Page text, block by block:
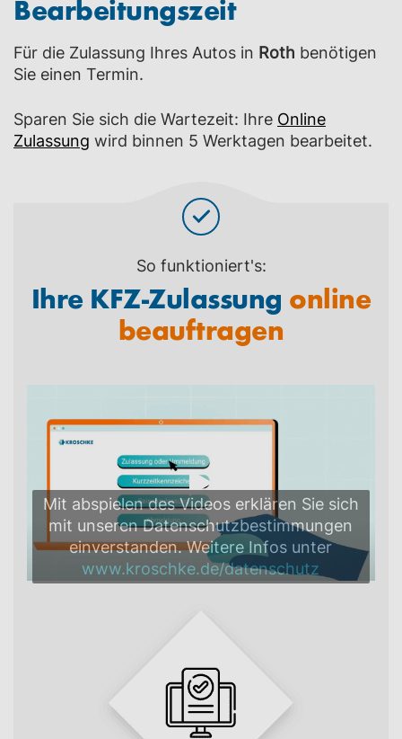
Bearbeitungszeit
Für die Zulassung Ihres Autos in Roth benötigen
Sie einen Termin.
Sparen Sie sich die Wartezeit: Ihre Online
Zulassung wird binnen 5 Werktagen bearbeitet.
So funktioniert's:
Ihre KFZ-Zulassung online
beauftragen
Mit abspielen des Videos erklären Sie sich
mit unseren Datenschutzbestimmungen
einverstanden. Weitere Infos unter
www.kroschke.de/datenschutz